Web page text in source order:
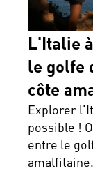
L'Italie
le golfe
côte
Explorer
possible !
entre le
amalfitaine.